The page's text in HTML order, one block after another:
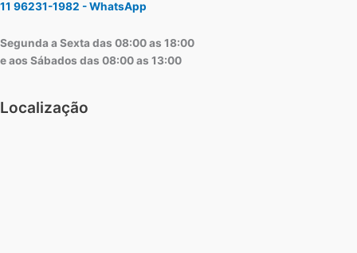
11 96231-1982 - WhatsApp
Segunda a Sexta das 08:00 as 18:00
e aos Sábados das 08:00 as 13:00
Localização